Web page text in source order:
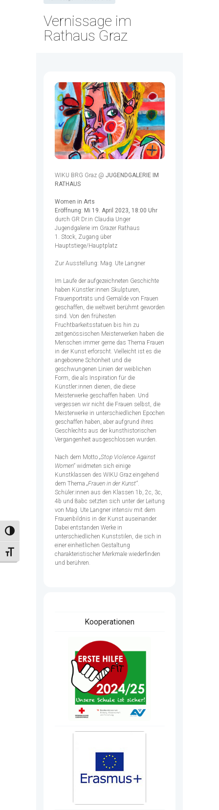
Umschalten auf hohe Kontraste
Schrift vergrößern
Vernissage im
Rathaus Graz
WIKU BRG Graz @ JUGENDGALERIE IM
RATHAUS
Women in Arts
Eröffnung: Mi 19. April 2023, 18:00 Uhr
durch GR Dr.in Claudia Unger
Jugendgalerie im Grazer Rathaus
1. Stock, Zugang über
Hauptstiege/Hauptplatz
Zur Ausstellung: Mag. Ute Langner
Im Laufe der aufgezeichneten Geschichte
haben Künstler:innen Skulpturen,
Frauenporträts und Gemälde von Frauen
geschaffen, die weltweit berühmt geworden
sind. Von den frühesten
Fruchtbarkeitsstatuen bis hin zu
zeitgenössischen Meisterwerken haben die
Menschen immer gerne das Thema Frauen
in der Kunst erforscht. Vielleicht ist es die
angeborene Schönheit und die
geschwungenen Linien der weiblichen
Form, die als Inspiration für die
Künstler:innen dienen, die diese
Meisterwerke geschaffen haben. Und
vergessen wir nicht die Frauen selbst, die
Meisterwerke in unterschiedlichen Epochen
geschaffen haben, aber aufgrund ihres
Geschlechts aus der kunsthistorischen
Vergangenheit ausgeschlossen wurden.
Nach dem Motto „Stop Violence Against
Women“widmeten sich einige
Kunstklassen des WIKU Graz eingehend
dem Thema „Frauen in der Kunst“.
Schüler:innen aus den Klassen 1b, 2c, 3c,
4b und 8abc setzten sich unter der Leitung
von Mag. Ute Langner intensiv mit dem
Frauenbildnis in der Kunst auseinander.
Dabei entstanden Werke in
unterschiedlichen Kunststilen, die sich in
einer einheitlichen Gestaltung
charakteristischer Merkmale wiederfinden
und berühren.
Kooperationen